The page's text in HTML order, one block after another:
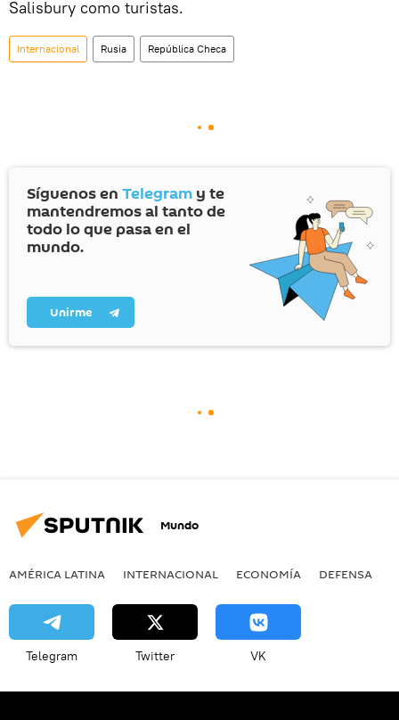
Salisbury como turistas.
Internacional Rusia República Checa
Síguenos en Telegram y te
mantendremos al tanto de
todo lo que pasa en el
mundo.
Unirme
Mundo
AMÉRICA LATINA INTERNACIONAL ECONOMÍA DEFENSA
Telegram Twitter VK